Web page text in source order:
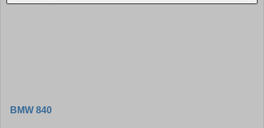
BMW 840